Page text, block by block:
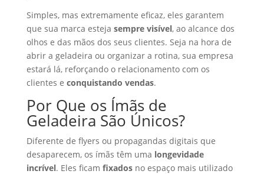
Simples, mas extremamente eficaz, eles garantem
que sua marca esteja sempre visível, ao alcance dos
olhos e das mãos dos seus clientes. Seja na hora de
abrir a geladeira ou organizar a rotina, sua empresa
estará lá, reforçando o relacionamento com os
clientes e conquistando vendas.
Por Que os Ímãs de
Geladeira São Únicos?
Diferente de flyers ou propagandas digitais que
desaparecem, os ímãs têm uma longevidade
incrível. Eles ficam fixadosno espaço mais utilizado